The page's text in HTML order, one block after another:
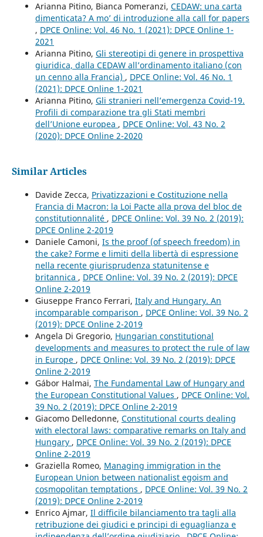
Arianna Pitino, Bianca Pomeranzi, CEDAW: una carta
dimenticata? A mo’ di introduzione alla call for papers
, DPCE Online: Vol. 46 No. 1 (2021): DPCE Online 1-
2021
Arianna Pitino, Gli stereotipi di genere in prospettiva
giuridica, dalla CEDAW all’ordinamento italiano (con
un cenno alla Francia) , DPCE Online: Vol. 46 No. 1
(2021): DPCE Online 1-2021
Arianna Pitino, Gli stranieri nell’emergenza Covid-19.
Profili di comparazione tra gli Stati membri
dell’Unione europea , DPCE Online: Vol. 43 No. 2
(2020): DPCE Online 2-2020
Similar Articles
Davide Zecca, Privatizzazioni e Costituzione nella
Francia di Macron: la Loi Pacte alla prova del bloc de
constitutionnalité , DPCE Online: Vol. 39 No. 2 (2019):
DPCE Online 2-2019
Daniele Camoni, Is the proof (of speech freedom) in
the cake? Forme e limiti della libertà di espressione
nella recente giurisprudenza statunitense e
britannica , DPCE Online: Vol. 39 No. 2 (2019): DPCE
Online 2-2019
Giuseppe Franco Ferrari, Italy and Hungary. An
incomparable comparison , DPCE Online: Vol. 39 No. 2
(2019): DPCE Online 2-2019
Angela Di Gregorio, Hungarian constitutional
developments and measures to protect the rule of law
in Europe , DPCE Online: Vol. 39 No. 2 (2019): DPCE
Online 2-2019
Gábor Halmai, The Fundamental Law of Hungary and
the European Constitutional Values , DPCE Online: Vol.
39 No. 2 (2019): DPCE Online 2-2019
Giacomo Delledonne, Constitutional courts dealing
with electoral laws: comparative remarks on Italy and
Hungary , DPCE Online: Vol. 39 No. 2 (2019): DPCE
Online 2-2019
Graziella Romeo, Managing immigration in the
European Union between nationalist egoism and
cosmopolitan temptations , DPCE Online: Vol. 39 No. 2
(2019): DPCE Online 2-2019
Enrico Ajmar, Il difficile bilanciamento tra tagli alla
retribuzione dei giudici e principi di eguaglianza e